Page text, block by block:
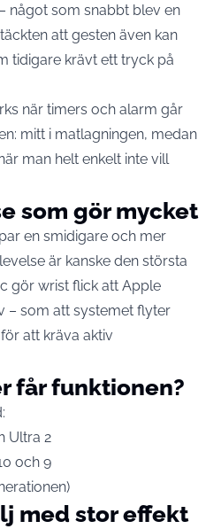
något som snabbt blev en
att gesten även kan
tidigare krävt ett tryck på
när timers och alarm går
mitt i matlagningen, medan
man helt enkelt inte vill
som gör mycket
en smidigare och mer
är kanske den största
gör wrist flick att Apple
– som att systemet flyter
att kräva aktiv
får funktionen?
Ultra 2
och 9
med stor effekt